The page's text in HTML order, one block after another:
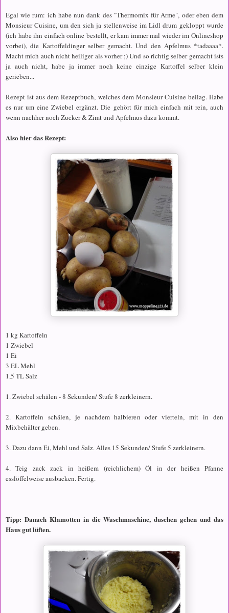
Egal wie rum: ich habe nun dank des "Thermomix für Arme", oder eben dem
Monsieur Cuisine, um den sich ja stellenweise im Lidl drum gekloppt wurde
(ich habe ihn einfach online bestellt, er kam immer mal wieder im Onlineshop
vorbei), die Kartoffeldinger selber gemacht. Und den Apfelmus *tadaaaa*.
Macht mich auch nicht heiliger als vorher ;) Und so richtig selber gemacht ists
ja auch nicht, habe ja immer noch keine einzige Kartoffel selber klein
gerieben...
Rezept ist aus dem Rezeptbuch, welches dem Monsieur Cuisine beilag. Habe
es nur um eine Zwiebel ergänzt. Die gehört für mich einfach mit rein, auch
wenn nachher noch Zucker & Zimt und Apfelmus dazu kommt.
Also hier das Rezept:
1 kg Kartoffeln
1 Zwiebel
1 Ei
3 EL Mehl
1,5 TL Salz
1. Zwiebel schälen - 8 Sekunden/ Stufe 8 zerkleinern.
2. Kartoffeln schälen, je nachdem halbieren oder vierteln, mit in den
Mixbehälter geben.
3. Dazu dann Ei, Mehl und Salz. Alles 15 Sekunden/ Stufe 5 zerkleinern.
4. Teig zack zack in heißem (reichlichem) Öl in der heißen Pfanne
esslöffelweise ausbacken. Fertig.
Tipp: Danach Klamotten in die Waschmaschine, duschen gehen und das
Haus gut lüften.